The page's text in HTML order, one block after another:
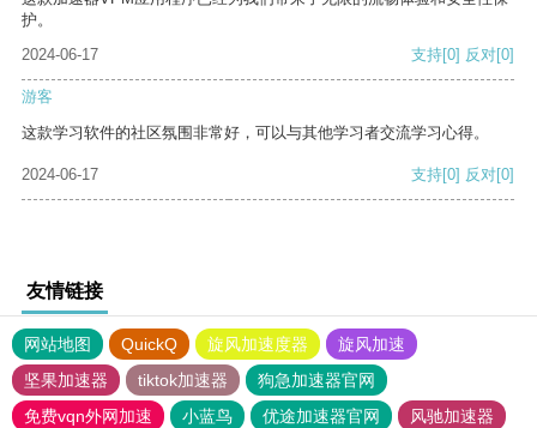
护。
2024-06-17
支持[0] 反对[0]
游客
这款学习软件的社区氛围非常好，可以与其他学习者交流学习心得。
2024-06-17 支持[0] 反对[0]
友情链接
网站地图 QuickQ 旋风加速度器
旋风加速
坚果加速器
tiktok加速器
狗急加速器官网
免费vqn外网加速
小蓝鸟 优途加速器官网
风驰加速器